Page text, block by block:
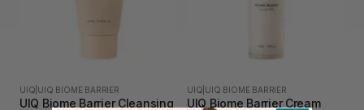
UIQ UIQ BIOME BARRIER
UIQ Biome Barrier Cleansing
UIQ UIQ BIOME BARRIER
UIQ Biome Barrier Cream